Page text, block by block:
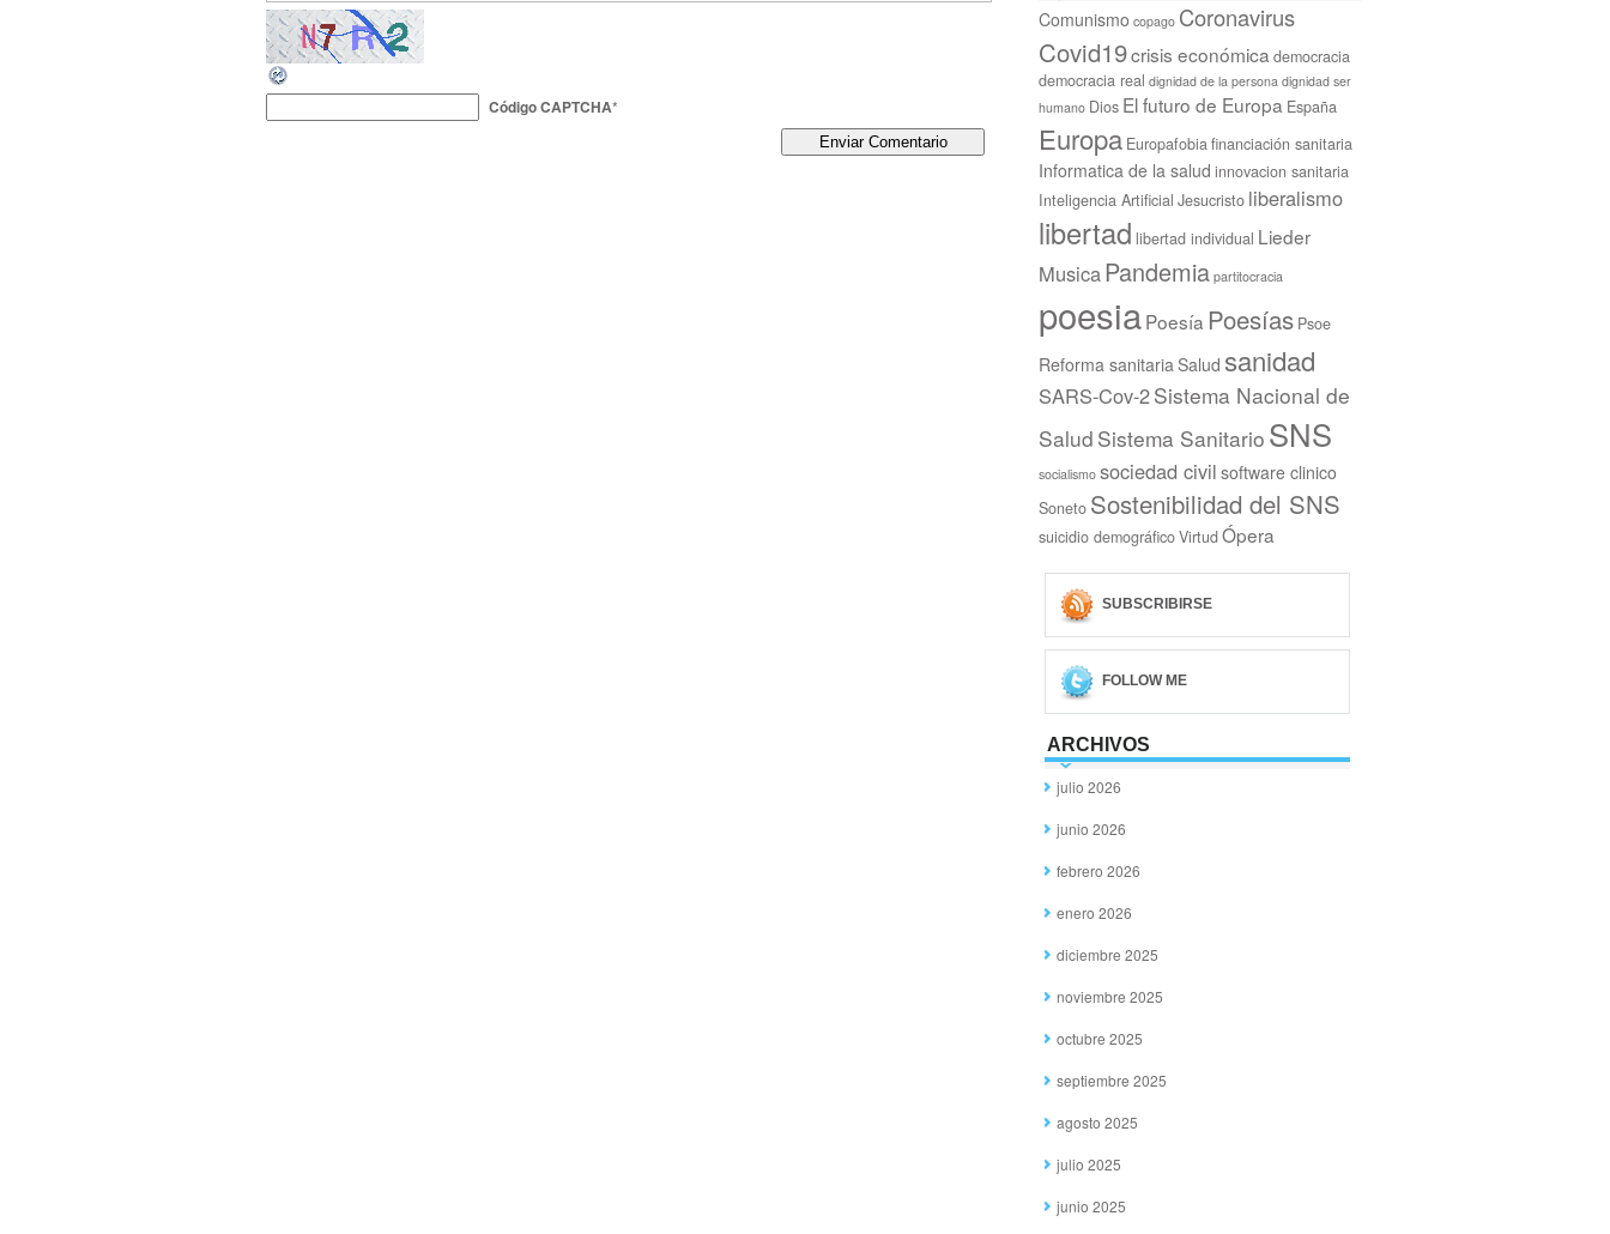
Código CAPTCHA*
Comunismo copago Coronavirus
Covid19crisis económica democracia
democracia real dignidad de la persona dignidad ser
humano Dios El futuro de Europa España
Europa Europafobiafinanciación sanitaria
Informatica de la salud innovacion sanitaria
Inteligencia Artificial Jesucristo liberalismo
libertad libertad individual Lieder
MusicaPandemia partitocracia
poesiaPoesía Poesías Psoe
Reforma sanitariaSalud sanidad
SARS-Cov-2Sistema Nacional de
Salud Sistema Sanitario SNS
socialismo sociedad civil software clinico
Soneto Sostenibilidad del SNS
suicidio demográficoVirtudÓpera
SUBSCRIBIRSE
FOLLOW ME
ARCHIVOS
julio 2026
junio 2026
febrero 2026
enero 2026
diciembre 2025
noviembre 2025
octubre 2025
septiembre 2025
agosto 2025
julio 2025
junio 2025